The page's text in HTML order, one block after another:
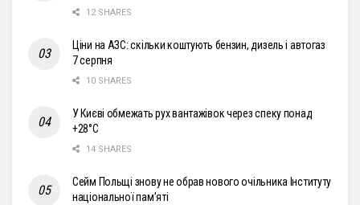
12 SHARES
Ціни на АЗС: скільки коштують бензин, дизель і автогаз
7 серпня
10 SHARES
У Києві обмежать рух вантажівок через спеку понад
+28°С
14 SHARES
Сейм Польщі знову не обрав нового очільника Інституту
національної пам’яті